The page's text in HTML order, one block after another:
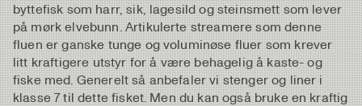
byttefisk som harr, sik, lagesild og steinsmett som lever
på mørk elvebunn. Artikulerte streamere som denne
fluen er ganske tunge og voluminøse fluer som krever
litt kraftigere utstyr for å være behagelig å kaste- og
fiske med. Generelt så anbefaler vi stenger og liner i
klasse 7 til dette fisket. Men du kan også bruke en kraftig